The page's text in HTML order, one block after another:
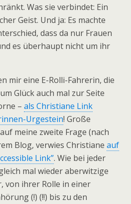
Was sie verbindet: Ein
Geist. Und ja: Es machte
dass da nur Frauen
es überhaupt nicht um ihr
mir eine E-Rolli-Fahrerin, die
Glück auch mal zur Seite
– als Christiane Link
Urgestein! Große
meine zweite Frage (nach
Blog, verwies Christiane auf
Link”. Wie bei jeder
mal wieder aberwitzige
von ihrer Rolle in einer
(!) (!!) bis zu den